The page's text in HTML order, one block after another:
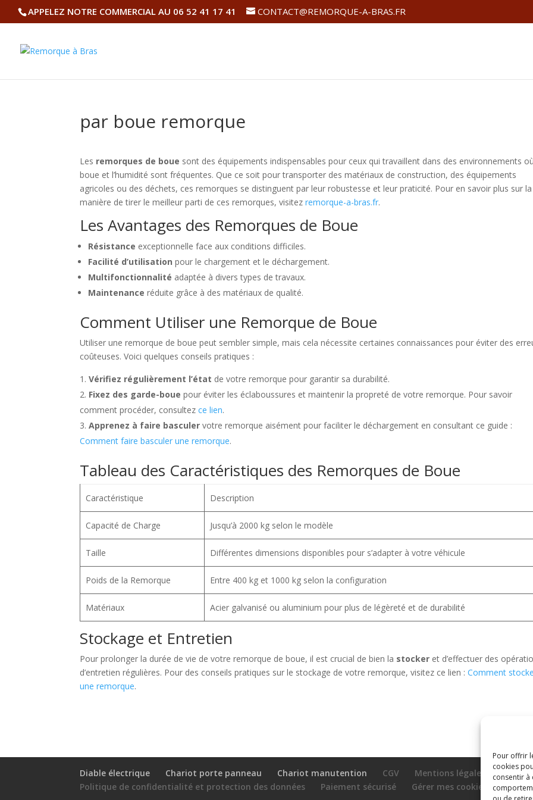
Pour offrir
cookies
consentir à
APPELEZ NOTRE COMMERCIAL AU 06 52 41 17 41 CONTACT@REMORQUE-A-BRAS.FR
par boue remorque
Les remorques de boue sont des équipements indispensables pour ceux qui travaillent dans des environnements
boue et l’humidité sont fréquentes. Que ce soit pour transporter des matériaux de construction, des équipements
agricoles ou des déchets, ces remorques se distinguent par leur robustesse et leur praticité. Pour en savoir plus sur la
manière de tirer le meilleur parti de ces remorques, visitezremorque-a-bras.fr.
Les Avantages des Remorques de Boue
Résistance exceptionnelle face aux conditions difficiles.
Facilité d’utilisation pour le chargement et le déchargement.
Multifonctionnalité adaptée à divers types de travaux.
Maintenance réduite grâce à des matériaux de qualité.
Comment Utiliser une Remorque de Boue
Utiliser une remorque de boue peut sembler simple, mais cela nécessite certaines connaissances pour éviter des
coûteuses. Voici quelques conseils pratiques :
Vérifiez régulièrement l’état de votre remorque pour garantir sa durabilité.
Fixez des garde-boue pour éviter les éclaboussures et maintenir la propreté de votre remorque. Pour savoir
comment procéder, consultezce lien.
Apprenez à faire basculer votre remorque aisément pour faciliter le déchargement en consultant ce guide :
Comment faire basculer une remorque.
Tableau des Caractéristiques des Remorques de Boue
Caractéristique Description
Capacité de Charge Jusqu’à 2000 kg selon le modèle
Taille Différentes dimensions disponibles pour s’adapter à votre véhicule
Poids de la Remorque Entre 400 kg et 1000 kg selon la configuration
Matériaux Acier galvanisé ou aluminium pour plus de légèreté et de durabilité
Stockage et Entretien
Pour prolonger la durée de vie de votre remorque de boue, il est crucial de bien la stocker et d’effectuer des
d’entretien régulières. Pour des conseils pratiques sur le stockage de votre remorque, visitez ce lien :Comment
une remorque.
Diable électrique Chariot porte panneau Chariot manutention CGV
Mentions légales
Politique de confidentialité et protection des données
Paiement sécurisé Gérer mes cookies Nous